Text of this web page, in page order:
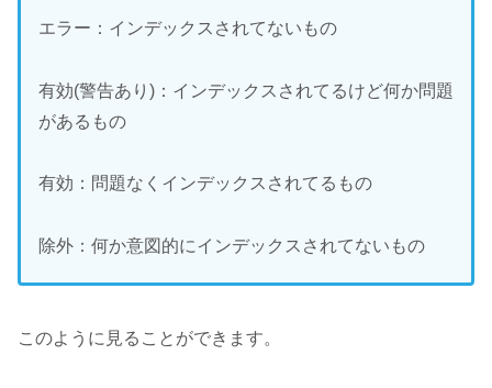
エラー：インデックスされてないもの
有効(警告あり)：インデックスされてるけど何か問題
があるもの
有効：問題なくインデックスされてるもの
除外：何か意図的にインデックスされてないもの
このように見ることができます。